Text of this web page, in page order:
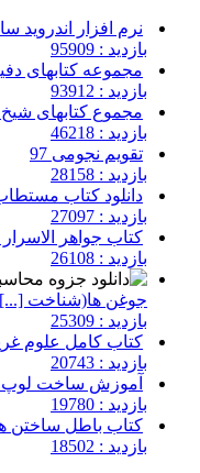
نرم افزار
بازدید : 95909
مجموعه کتابهای
بازدید : 93912
مجموع کتابهای شیخ
بازدید : 46218
تقویم نجومی 97
بازدید : 28158
دانلود کتاب
بازدید : 27097
کتاب جواهر الاسرار
بازدید : 26108
جوغن ها(شناخت [...]
بازدید : 25309
کتاب کامل علوم
بازدید : 20743
آموزش ساخت لوپ
بازدید : 19780
کتاب باطل ساختن
بازدید : 18502